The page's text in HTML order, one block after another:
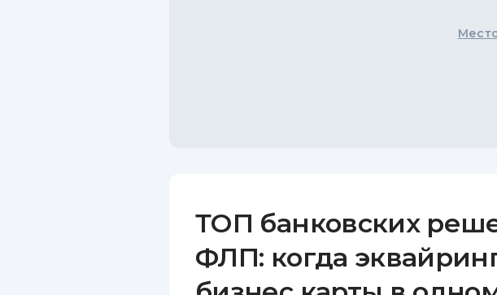
ТОП банковских
ФЛП: когда